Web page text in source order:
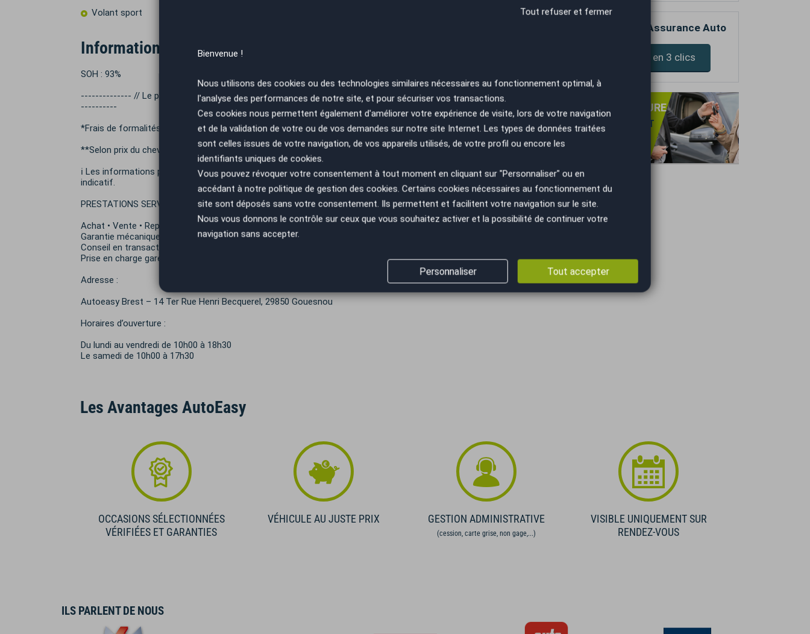
Volant sport
Informations complémentaires
SOH : 93%
-------------- // Le prix indiqué n’inclut pas les frais de formalités* ni le coût de la carte grise** // ------
----------
*Frais de formalités 490€
**Selon prix du cheval fiscal de votre région
ℹ️ Les informations présentes dans cette annonce sont non contractuelles et fournies à titre
indicatif.
PRESTATIONS SERVICES AUTOEASY BREST :
Achat • Vente • Reprise • Carte grise • Financement
Garantie mécanique jusqu’à 48 mois • Sécurisation du paiement
Conseil en transaction automobile • Nettoyage professionnel avant livraison
Prise en charge gare/aéroport
Adresse :
Autoeasy Brest – 14 Ter Rue Henri Becquerel, 29850 Gouesnou
Horaires d’ouverture :
Du lundi au vendredi de 10h00 à 18h30
Le samedi de 10h00 à 17h30
Comparez votre devis d’Assurance Auto
Devis assurance en 3 clics
REPRISE DE VOTRE VOITURE
SANS OBLIGATION D'ACHAT
ESTIMATION GRATUITE
PAIEMENT IMMÉDIAT.
Les Avantages AutoEasy
OCCASIONS SÉLECTIONNÉES
VÉRIFIÉES ET GARANTIES
VÉHICULE AU JUSTE PRIX GESTION ADMINISTRATIVE
(cession, carte grise, non gage,...)
VISIBLE UNIQUEMENT SUR
RENDEZ-VOUS
ILS PARLENT DE NOUS
Tout refuser et fermer
Bienvenue !
Nous utilisons des cookies ou des technologies similaires nécessaires au fonctionnement optimal, à
l'analyse des performances de notre site, et pour sécuriser vos transactions.
Ces cookies nous permettent également d'améliorer votre expérience de visite, lors de votre navigation
et de la validation de votre ou de vos demandes sur notre site Internet. Les types de données traitées
sont celles issues de votre navigation, de vos appareils utilisés, de votre profil ou encore les
identifiants uniques de cookies.
Vous pouvez révoquer votre consentement à tout moment en cliquant sur "Personnaliser" ou en
accédant à notre politique de gestion des cookies. Certains cookies nécessaires au fonctionnement du
site sont déposés sans votre consentement. Ils permettent et facilitent votre navigation sur le site.
Nous vous donnons le contrôle sur ceux que vous souhaitez activer et la possibilité de continuer votre
navigation sans accepter.
Tout accepter
Personnaliser